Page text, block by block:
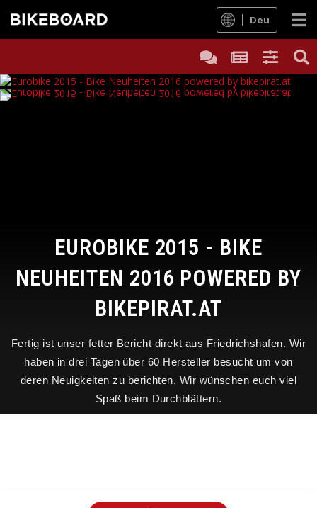
Deu
EUROBIKE 2015 - BIKE
NEUHEITEN 2016 POWERED BY
BIKEPIRAT.AT
Fertig ist unser fetter Bericht direkt aus Friedrichshafen. Wir
haben in drei Tagen über 60 Hersteller besucht um von
deren Neuigkeiten zu berichten. Wir wünschen euch viel
Spaß beim Durchblättern.